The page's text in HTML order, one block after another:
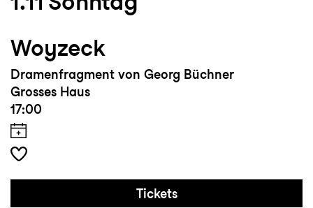
Woyzeck
Dramenfragment von Georg Büchner
Grosses Haus
17:00
Tickets